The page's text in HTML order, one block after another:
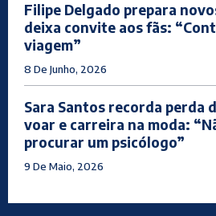
Filipe Delgado prepara
deixa convite aos fãs:
viagem”
8 De Junho, 2026
Sara Santos recorda perda
voar e carreira na moda:
procurar um psicólogo”
9 De Maio, 2026